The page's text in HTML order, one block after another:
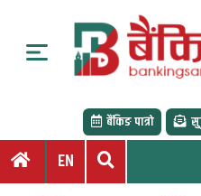
o
बैंकिङ पात्रो
EN